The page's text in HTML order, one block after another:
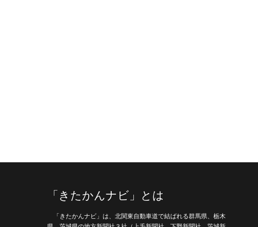
「きたかんナビ」とは
「きたかんナビ」は、北関東自動車道で結ばれる群馬県、栃木